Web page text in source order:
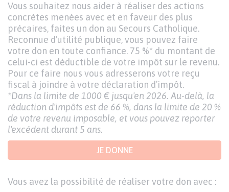
Vous souhaitez nous aider à réaliser des actions
concrètes menées avec et en faveur des plus
précaires, faites un don au Secours Catholique.
Reconnue d'utilité publique, vous pouvez faire
votre don en toute confiance. 75 %* du montant de
celui-ci est déductible de votre impôt sur le revenu.
Pour ce faire nous vous adresserons votre reçu
fiscal à joindre à votre déclaration d’impôt.
*Dans la limite de 1000 € jusqu'en 2026. Au-delà, la
réduction d'impôts est de 66 %, dans la limite de 20 %
de votre revenu imposable, et vous pouvez reporter
l'excédent durant 5 ans.
JE DONNE
Vous avez la possibilité de réaliser votre don avec :